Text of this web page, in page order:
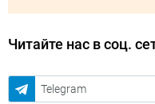
Читайте нас в соц.
Telegram